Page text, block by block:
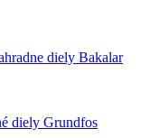
diely Bakalar
diely Grundfos